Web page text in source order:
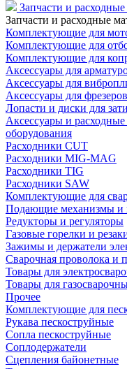
Запчасти и
Запчасти и расходные
Комплектующие для
Комплектующие для
Комплектующие для
Аксессуары для
Аксессуары для
Аксессуары для
Лопасти и диски для
Аксессуары и
оборудования
Расходники CUT
Расходники MIG-MAG
Расходники TIG
Расходники SAW
Комплектующие для
Подающие механизмы и
Редукторы и регуляторы
Газовые горелки и
Зажимы и держатели
Сварочная проволока и
Товары для
Товары для
Прочее
Комплектующие для
Рукава пескоструйные
Сопла пескоструйные
Соплодержатели
Сцепления байонетные